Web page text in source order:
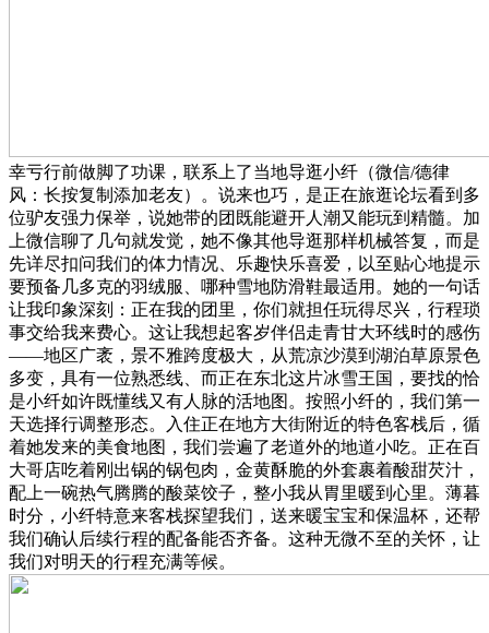
幸亏行前做脚了功课，联系上了当地导逛小纤（微信/德律
风：长按复制添加老友）。说来也巧，是正在旅逛论坛看到多
位驴友强力保举，说她带的团既能避开人潮又能玩到精髓。加
上微信聊了几句就发觉，她不像其他导逛那样机械答复，而是
先详尽扣问我们的体力情况、乐趣快乐喜爱，以至贴心地提示
要预备几多克的羽绒服、哪种雪地防滑鞋最适用。她的一句话
让我印象深刻：正在我的团里，你们就担任玩得尽兴，行程琐
事交给我来费心。这让我想起客岁伴侣走青甘大环线时的感伤
——地区广袤，景不雅跨度极大，从荒凉沙漠到湖泊草原景色
多变，具有一位熟悉线、而正在东北这片冰雪王国，要找的恰
是小纤如许既懂线又有人脉的活地图。按照小纤的，我们第一
天选择行调整形态。入住正在地方大街附近的特色客栈后，循
着她发来的美食地图，我们尝遍了老道外的地道小吃。正在百
大哥店吃着刚出锅的锅包肉，金黄酥脆的外套裹着酸甜芡汁，
配上一碗热气腾腾的酸菜饺子，整小我从胃里暖到心里。薄暮
时分，小纤特意来客栈探望我们，送来暖宝宝和保温杯，还帮
我们确认后续行程的配备能否齐备。这种无微不至的关怀，让
我们对明天的行程充满等候。